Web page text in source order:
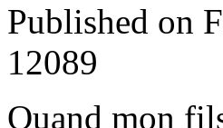
Published on
12089
Quand mon